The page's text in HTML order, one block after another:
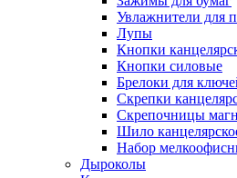
Увлажнители для
Лупы
Кнопки
Кнопки силовые
Брелоки для
Скрепки
Скрепочницы
Шило
Набор
Дыроколы